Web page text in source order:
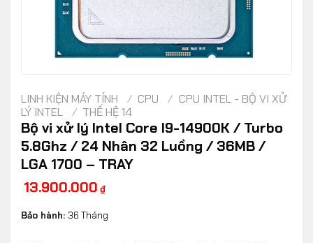
LINH KIỆN MÁY TÍNH / CPU / CPU INTEL - BỘ VI XỬ
LÝ INTEL
/ THẾ HỆ 14
Bộ vi xử lý Intel Core I9-14900K / Turbo
5.8Ghz / 24 Nhân 32 Luồng / 36MB /
LGA 1700 – TRAY
13.900.000 ₫
Bảo hành: 36 Tháng